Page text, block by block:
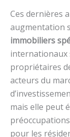
Ces dernières
augmentation
immobiliers
internationaux
propriétaires
acteurs du
mais elle peut
pour les